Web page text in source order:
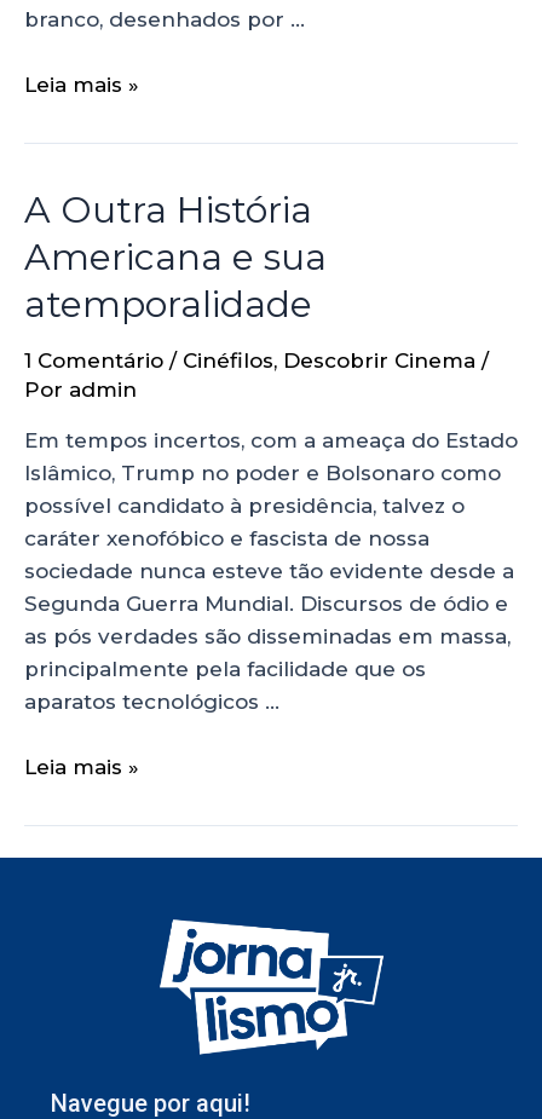
branco, desenhados por …
Leia mais »
A Outra História
Americana e sua
atemporalidade
1 Comentário / Cinéfilos, Descobrir Cinema /
Por admin
Em tempos incertos, com a ameaça do Estado
Islâmico, Trump no poder e Bolsonaro como
possível candidato à presidência, talvez o
caráter xenofóbico e fascista de nossa
sociedade nunca esteve tão evidente desde a
Segunda Guerra Mundial. Discursos de ódio e
as pós verdades são disseminadas em massa,
principalmente pela facilidade que os
aparatos tecnológicos …
Leia mais »
Navegue por aqui!